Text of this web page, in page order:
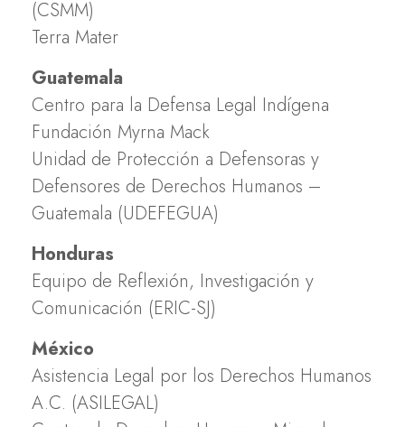
(CSMM)
Terra Mater
Guatemala
Centro para la Defensa Legal Indígena
Fundación Myrna Mack
Unidad de Protección a Defensoras y
Defensores de Derechos Humanos –
Guatemala (UDEFEGUA)
Honduras
Equipo de Reflexión, Investigación y
Comunicación (ERIC-SJ)
México
Asistencia Legal por los Derechos Humanos
A.C. (ASILEGAL)